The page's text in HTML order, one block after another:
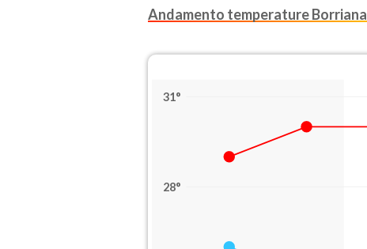
Andamento temperature Borriana
31°
28°